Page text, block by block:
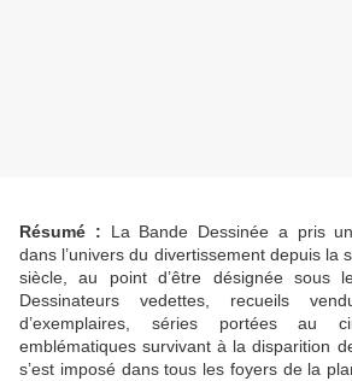
Résumé : La Bande Dessinée a pris
dans l’univers du divertissement depuis la
siècle, au point d’être désignée sous
Dessinateurs vedettes, recueils
d’exemplaires, séries portées au
emblématiques survivant à la disparition
s’est imposé dans tous les foyers de la